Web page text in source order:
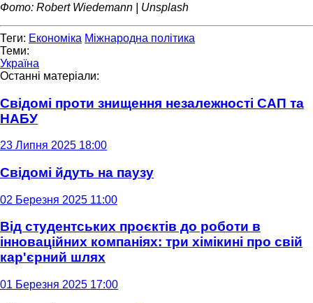
Фото: Robert Wiedemann | Unsplash
Теги: Економіка Міжнародна політика
Теми:
Україна
Останні матеріали:
Свідомі проти знищення незалежності САП та
НАБУ
23 Липня 2025 18:00
Свідомі йдуть на паузу
02 Березня 2025 11:00
Від студентських проєктів до роботи в
інноваційних компаніях: три хімікині про свій
кар'єрний шлях
01 Березня 2025 17:00